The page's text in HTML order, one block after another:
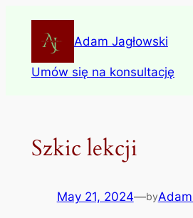
content
Adam Jagłowski
Umów się na konsultację
Szkic lekcji
May 21, 2024—by